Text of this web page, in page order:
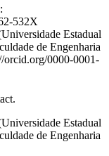
532X
Estadual
de Engenharia
0000-0001-
Estadual
de Engenharia